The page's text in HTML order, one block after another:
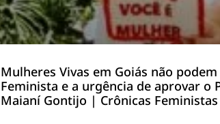
Mulheres Vivas em Goiás não
Feminista e a urgência de aprovar o
Maianí Gontijo | Crônicas Feministas